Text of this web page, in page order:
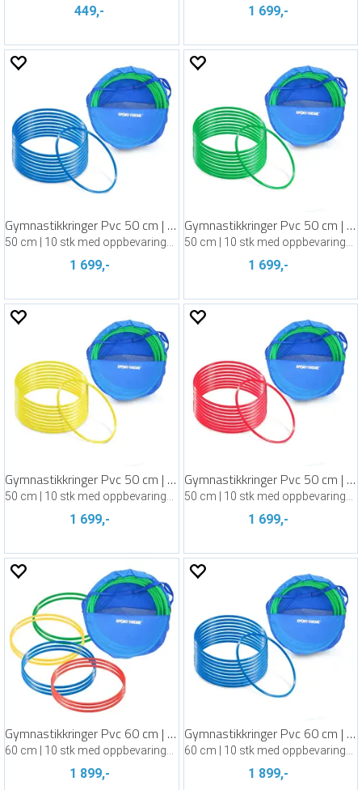
449,- 1 699,-
Gymnastikkringer Pvc 50 cm | Blå
1 699,-
Gymnastikkringer Pvc 50 cm | Grønn
1 699,-
Gymnastikkringer Pvc 50 cm | Gul
1 699,-
Gymnastikkringer Pvc 50 cm | Rød
1 699,-
Gymnastikkringer Pvc 60 cm | Assortert
1 899,-
Gymnastikkringer Pvc 60 cm | Blå
1 899,-